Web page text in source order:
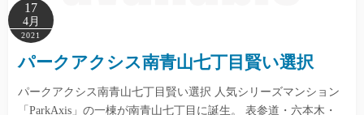
17
4月
2021
パークアクシス南青山七丁目賢い選択
パークアクシス南青山七丁目賢い選択 人気シリーズマンション
「ParkAxis」の一棟が南青山七丁目に誕生。 表参道・六本木・